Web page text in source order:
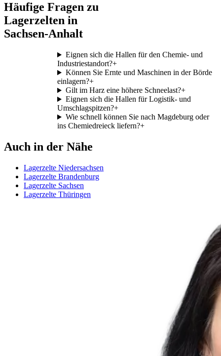
Häufige Fragen zu
Lagerzelten in
Sachsen-Anhalt
Eignen sich die Hallen für den Chemie- und
Industriestandort?+
Können Sie Ernte und Maschinen in der Börde
einlagern?+
Gilt im Harz eine höhere Schneelast?+
Eignen sich die Hallen für Logistik- und
Umschlagspitzen?+
Wie schnell können Sie nach Magdeburg oder
ins Chemiedreieck liefern?+
Auch in der Nähe
Lagerzelte Niedersachsen
Lagerzelte Brandenburg
Lagerzelte Sachsen
Lagerzelte Thüringen